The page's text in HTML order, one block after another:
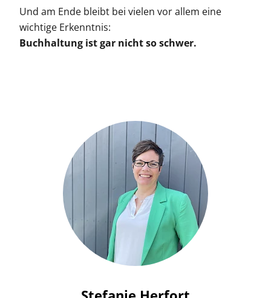
Und am Ende bleibt bei vielen vor allem eine
wichtige Erkenntnis:
Buchhaltung ist gar nicht so schwer.